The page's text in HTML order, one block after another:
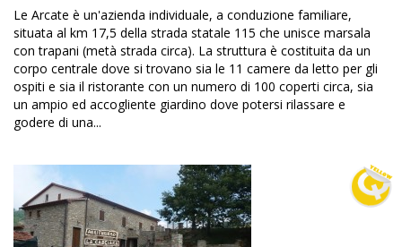
Acqua di fonte
Acquedotto rurale
Adatto a persone con disabilità
Adotta una barrique
Agricoltura biodinamica
Agricoltura biologica
Agriturismo
Le Arcate è un'azienda individuale, a conduzione familiare,
situata al km 17,5 della strada statale 115 che unisce marsala
con trapani (metà strada circa). La struttura è costituita da un
corpo centrale dove si trovano sia le 11 camere da letto per gli
ospiti e sia il ristorante con un numero di 100 coperti circa, sia
un ampio ed accogliente giardino dove potersi rilassare e
godere di una...